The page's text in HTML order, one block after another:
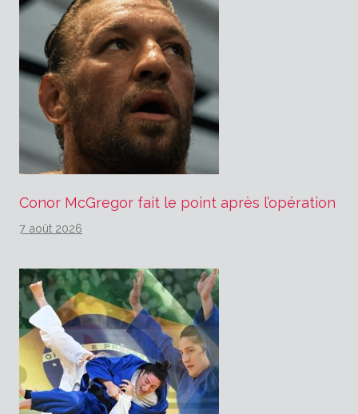
Conor McGregor fait le point après l’opération
7 août 2026